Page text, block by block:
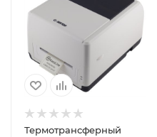
Термотрансферный